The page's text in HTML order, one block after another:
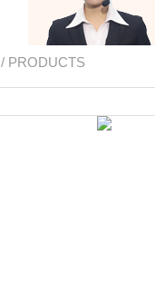
/ PRODUCTS